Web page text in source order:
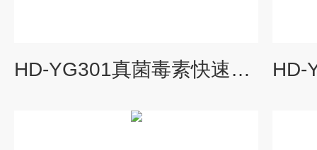
HD-YG301真菌毒素快速检测仪